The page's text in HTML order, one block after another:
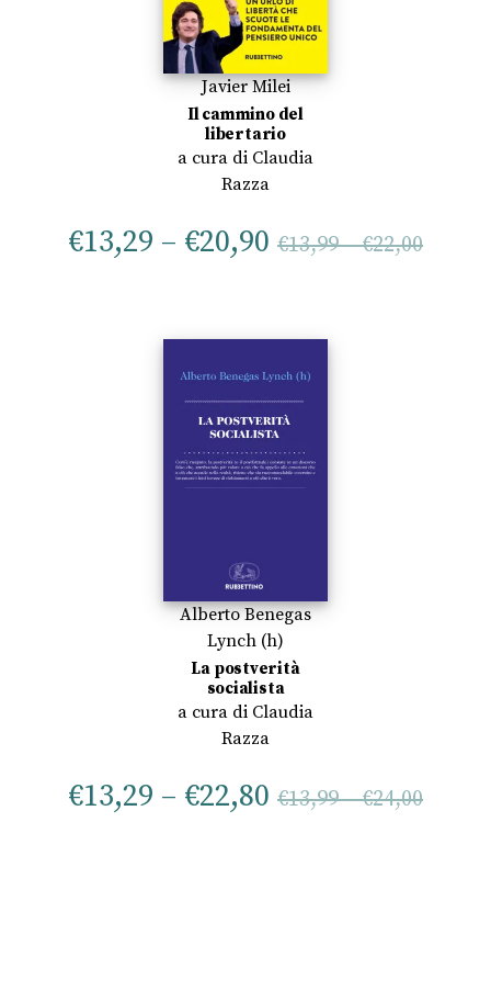
Javier Milei
Il cammino del
libertario
a cura di Claudia
Razza
€13,29 – €20,90 €13,99–€22,00
Alberto Benegas
Lynch (h)
La postverità
socialista
a cura di Claudia
Razza
€13,29 – €22,80 €13,99–€24,00